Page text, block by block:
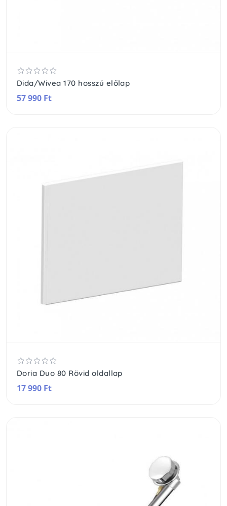
Dida/Wivea 170 hosszú előlap
57 990 Ft
Doria Duo 80 Rövid oldallap
17 990 Ft